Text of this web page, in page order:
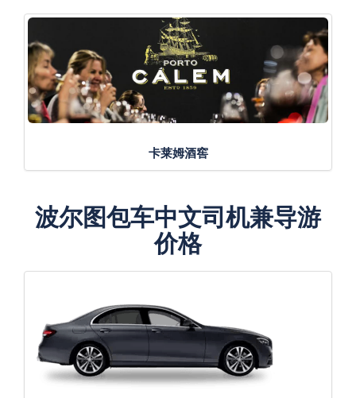
卡莱姆酒窖
波尔图包车中文司机兼导游
价格